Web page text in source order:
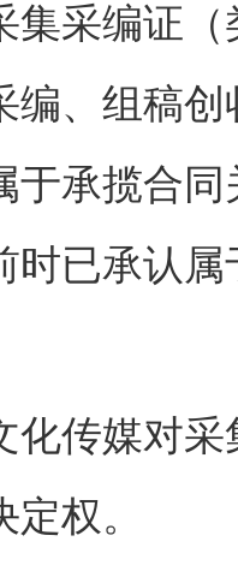
集采编证
编、组稿
于承揽合
时已承认
化传媒对
权。